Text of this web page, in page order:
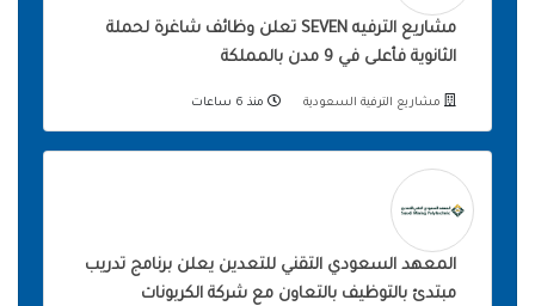
مشاريع الترفيه SEVEN تعلن وظائف شاغرة لحملة
الثانوية فأعلى في 9 مدن بالمملكة
مشاريع الترفية السعودية منذ 6 ساعات
المعهد السعودي التقني للتعدين يعلن برنامج تدريب
مبتدئ بالتوظيف بالتعاون مع شركة الكربونات